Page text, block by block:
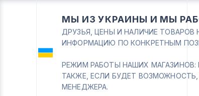
МЫ ИЗ УКРАИНЫ И МЫ
ДРУЗЬЯ, ЦЕНЫ И НАЛИЧИЕ
ИНФОРМАЦИЮ ПО КОНКРЕТНЫМ
РЕЖИМ РАБОТЫ НАШИХ МАГАЗИНОВ:
ТАКЖЕ, ЕСЛИ БУДЕТ
МЕНЕДЖЕРА.